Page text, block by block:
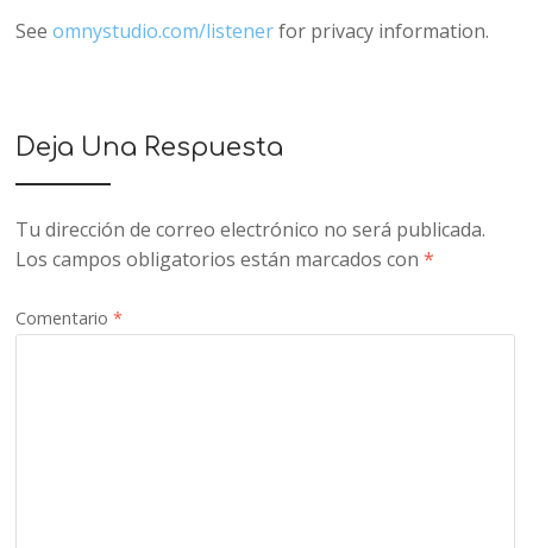
Seeomnystudio.com/listenerfor privacy information.
Deja Una Respuesta
Tu dirección de correo electrónico no será publicada.
Los campos obligatorios están marcados con*
Comentario*